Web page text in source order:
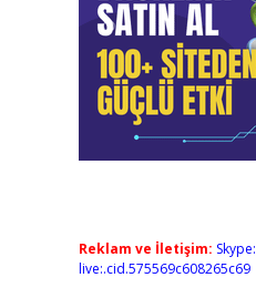
Reklam ve İletişim: Skype:
live:.cid.575569c608265c69